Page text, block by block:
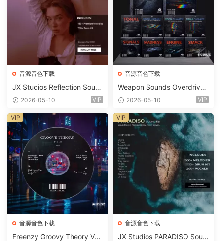
音源音色下载
JX Studios Reflection Soun
d Kit WAV-FANTASTiC
2026-05-10 VIP
音源音色下载
Weapon Sounds Overdrive
x Echo Chamber Production
m 2 Presets-FANTASTiC
2026-05-10 VIP
音源音色下载
Freenzy Groovy Theory Vol.
VIP
音源音色下载
JX Studios PARADISO Soun
VIP